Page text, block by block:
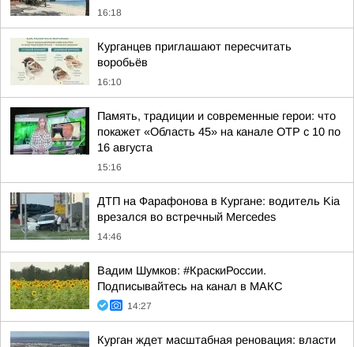
16:18
Курганцев приглашают пересчитать
воробьёв
16:10
Память, традиции и современные герои: что
покажет «Область 45» на канале ОТР с 10 по
16 августа
15:16
ДТП на Фарафонова в Кургане: водитель Kia
врезался во встречный Mercedes
14:46
Вадим Шумков: #КраскиРоссии.
Подписывайтесь на канал в МАКС
14:27
Курган ждет масштабная реновация: власти